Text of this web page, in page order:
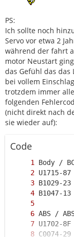
PS:
Ich sollte noch
Servo vor etwa 2
während der fahrt
motor Neustart
das Gefühl das
bei vollem
trotzdem immer
folgenden
(nicht direkt nach
sie wieder auf):
Code